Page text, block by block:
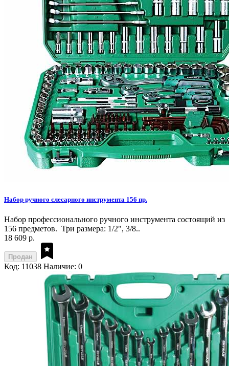
Набор ручного слесарного инструмента 156 пр.
Набор профессионального ручного инструмента состоящий из
156 предметов. Три размера: 1/2", 3/8..
18 609 р.
Продан
Код: 11038 Наличие: 0